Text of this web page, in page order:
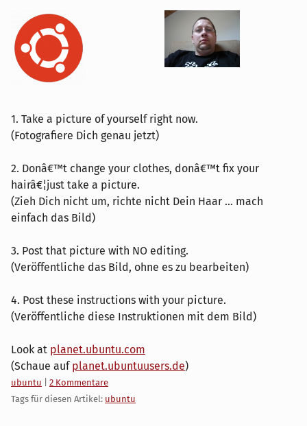
1. Take a picture of yourself right now.
(Fotografiere Dich genau jetzt)
2. Donâ€™t change your clothes, donâ€™t fix your
hairâ€¦just take a picture.
(Zieh Dich nicht um, richte nicht Dein Haar ... mach
einfach das Bild)
3. Post that picture with NO editing.
(Veröffentliche das Bild, ohne es zu bearbeiten)
4. Post these instructions with your picture.
(Veröffentliche diese Instruktionen mit dem Bild)
Look at planet.ubuntu.com
(Schaue auf planet.ubuntuusers.de)
Kategorien:
ubuntu
2 Kommentare
Tags für diesen Artikel: ubuntu